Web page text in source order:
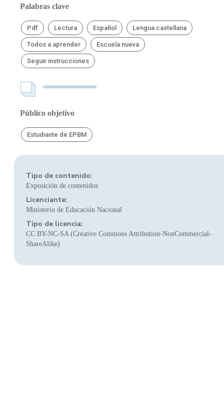
Palabras clave
Pdf Lectura Español Lengua castellana
Todos a aprender Escuela nueva
Seguir instrucciones
Público objetivo
Estudiante de EPBM
Tipo de contenido:
Exposición de contenidos
Licenciante:
Ministerio de Educación Nacional
Tipo de licencia:
CC BY-NC-SA (Creative Commons Attribution-NonCommercial-
ShareAlike)